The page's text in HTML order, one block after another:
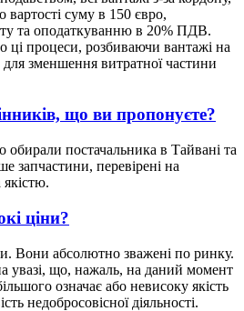
суму в 150 євро,
та оподаткуванню в 20% ПДВ.
ці процеси, розбиваючи вантажі на
для зменшення витратної частини
що ви пропонуєте?
постачальника в Тайвані та
запчастини, перевірені на
якістю.
ціни?
Вони абсолютно зважені по ринку.
увазі, що, нажаль, на даний момент
означає або невисоку якість
недобросовісної діяльності.